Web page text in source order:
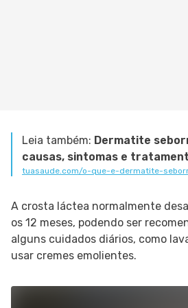
Leia também: Dermatite
causas, sintomas e
tuasaude.com/o-que-e-dermatite-
A crosta láctea normalmente
os 12 meses, podendo ser
alguns cuidados diários, como
usar cremes emolientes.